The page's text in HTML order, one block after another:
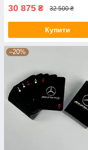
30 875 ₴ 32 500 ₴
Купити
–20%